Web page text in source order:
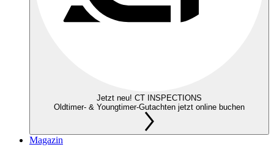
Jetzt neu! CT INSPECTIONS
Oldtimer- & Youngtimer-Gutachten jetzt online buchen
Magazin